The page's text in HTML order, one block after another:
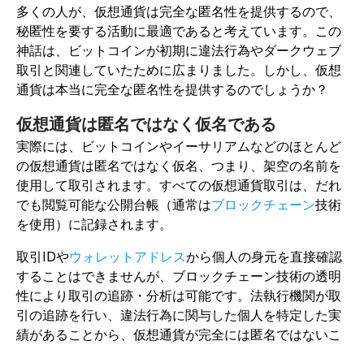
多くの人が、仮想通貨は完全な匿名性を提供するので、
秘匿性を要する活動に最適であると考えています。この
神話は、ビットコインが初期に違法行為やダークウェブ
取引と関連していたために広まりました。しかし、仮想
通貨は本当に完全な匿名性を提供するのでしょうか？
仮想通貨は匿名ではなく仮名である
実際には、ビットコインやイーサリアムなどのほとんど
の仮想通貨は匿名ではなく仮名、つまり、架空の名前を
使用して取引されます。すべての仮想通貨取引は、だれ
でも閲覧可能な公開台帳（通常はブロックチェーン技術
を使用）に記録されます。
取引IDやウォレットアドレスから個人の身元を直接確認
することはできませんが、ブロックチェーン技術の透明
性により取引の追跡・分析は可能です。法執行機関が取
引の追跡を行い、違法行為に関与した個人を特定した実
績があることから、仮想通貨が完全には匿名ではないこ